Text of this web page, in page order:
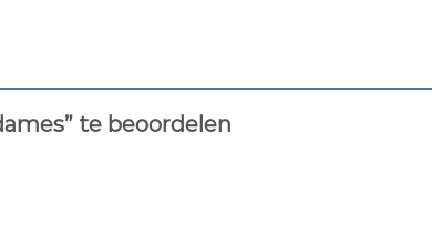
te beoordelen